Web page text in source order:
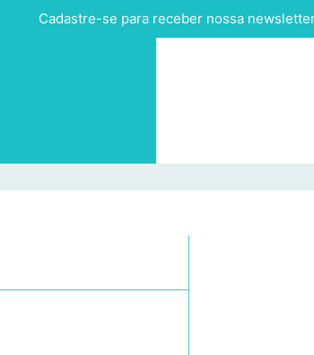
Cadastre-se para receber nossa